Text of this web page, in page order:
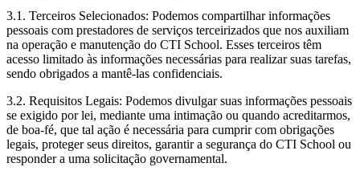
3.1. Terceiros Selecionados: Podemos compartilhar informações
pessoais com prestadores de serviços terceirizados que nos auxiliam
na operação e manutenção do CTI School. Esses terceiros têm
acesso limitado às informações necessárias para realizar suas tarefas,
sendo obrigados a mantê-las confidenciais.
3.2. Requisitos Legais: Podemos divulgar suas informações pessoais
se exigido por lei, mediante uma intimação ou quando acreditarmos,
de boa-fé, que tal ação é necessária para cumprir com obrigações
legais, proteger seus direitos, garantir a segurança do CTI School ou
responder a uma solicitação governamental.